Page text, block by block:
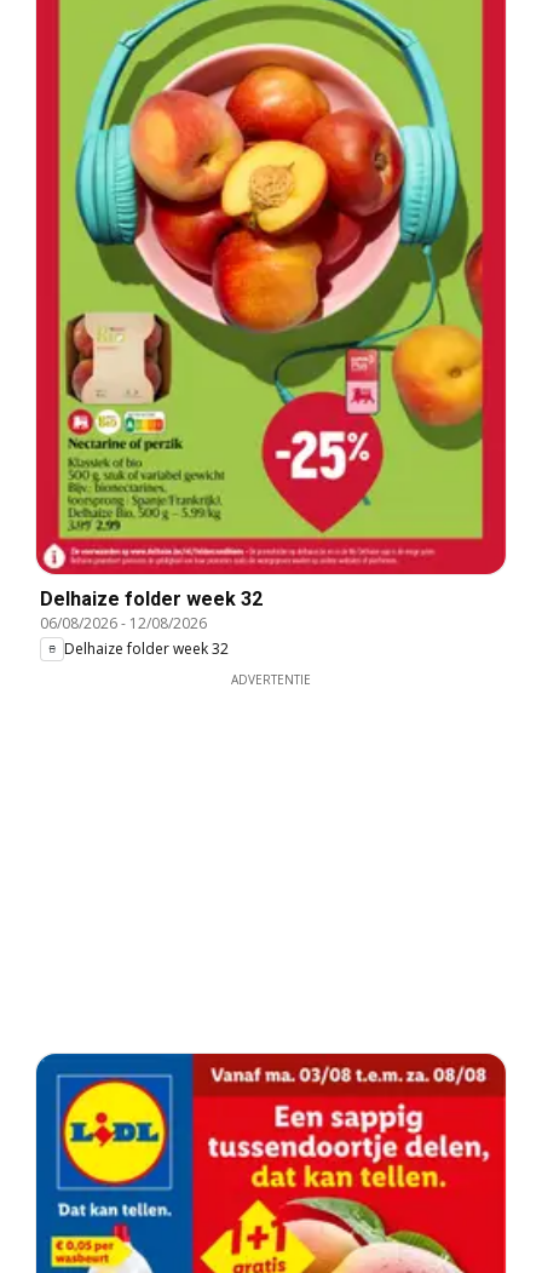
Delhaize folder week 32
06/08/2026- 12/08/2026
Delhaize folder week 32
ADVERTENTIE